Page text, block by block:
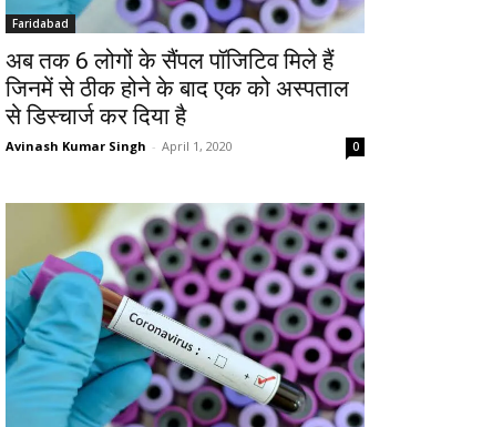
Faridabad
अब तक 6 लोगों के सैंपल पॉजिटिव मिले हैं
जिनमें से ठीक होने के बाद एक को अस्पताल
से डिस्चार्ज कर दिया है
Avinash Kumar Singh - April 1, 2020 0